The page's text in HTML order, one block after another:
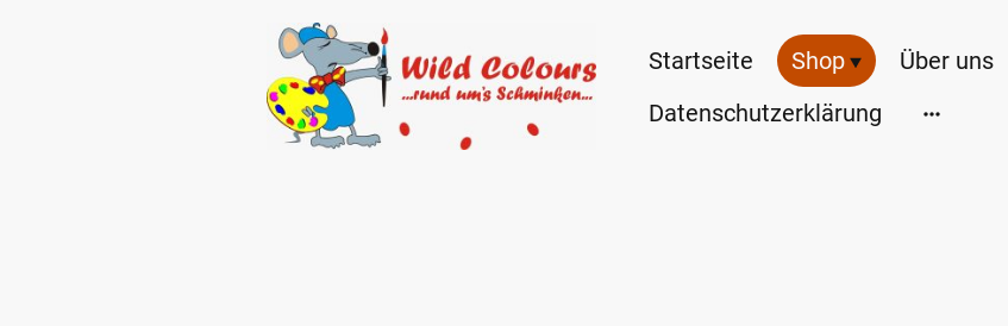
Startseite Shop Über uns
Datenschutzerklärung